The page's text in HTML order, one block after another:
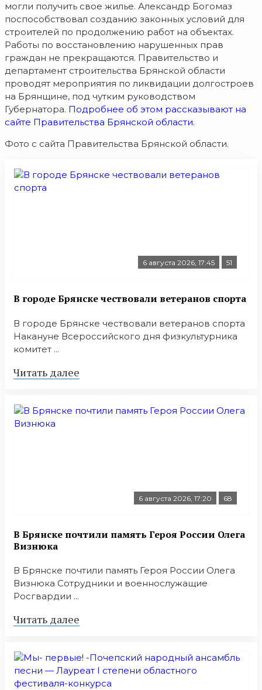
могли получить свое жилье. Александр Богомаз
поспособствовал созданию законных условий для
строителей по продолжению работ на объектах.
Работы по восстановлению нарушенных прав
граждан не прекращаются. Правительство и
департамент строительства Брянской области
проводят мероприятия по ликвидации долгостроев
на Брянщине, под чутким руководством
Губернатора. Подробнее об этом рассказывают на
сайте Правительства Брянской области.
Фото с сайта Правительства Брянской области.
6 августа 2026, 17:45 51
В городе Брянске чествовали ветеранов спорта
В городе Брянске чествовали ветеранов спорта
Накануне Всероссийского дня физкультурника
комитет ...
Читать далее
6 августа 2026, 17:20 68
В Брянске почтили память Героя России Олега
Визнюка
В Брянске почтили память Героя России Олега
Визнюка Сотрудники и военнослужащие
Росгвардии ...
Читать далее